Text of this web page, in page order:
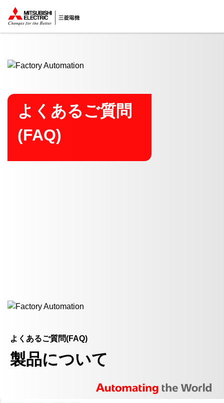
ここから本文
よくあるご質問
(FAQ)
よくあるご質問(FAQ)
製品について